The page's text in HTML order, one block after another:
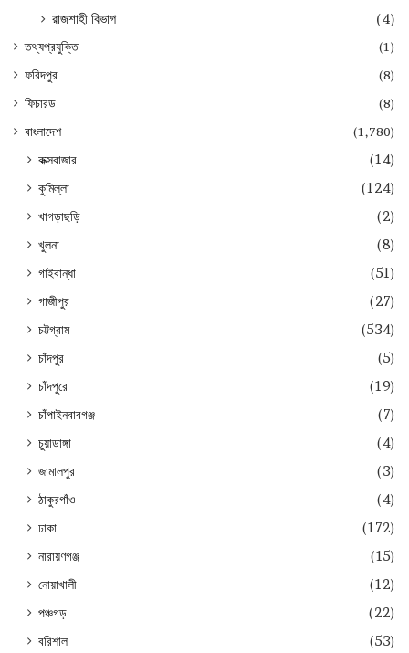
রাজশাহী বিভাগ
(4)
তথ্যপ্রযুক্তি
(1)
ফরিদপুর
(8)
ফিচারড
(8)
বাংলাদেশ
(1,780)
কক্সবাজার
(14)
কুমিল্লা
(124)
খাগড়াছড়ি
(2)
খুলনা
(8)
গাইবান্ধা
(51)
গাজীপুর
(27)
চট্টগ্রাম
(534)
চাঁদপুর
(5)
চাঁদপুরে
(19)
চাঁপাইনবাবগঞ্জ
(7)
চুয়াডাঙ্গা
(4)
জামালপুর
(3)
ঠাকুরগাঁও
(4)
ঢাকা
(172)
নারায়ণগঞ্জ
(15)
নোয়াখালী
(12)
পঞ্চগড়
(22)
বরিশাল
(53)